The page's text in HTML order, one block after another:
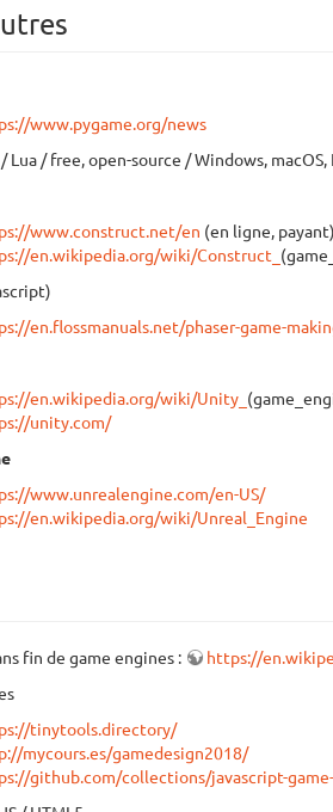
www.pygame.org/news
/ Lua / free, open-source / Windows,
www.construct.net/en (en ligne, payant)
en.wikipedia.org/wiki/Construct_
en.flossmanuals.net/phaser-game-
en.wikipedia.org/wiki/Unity_
unity.com/
www.unrealengine.com/en-US/
en.wikipedia.org/wiki/Unreal_Engine
fin de game engines :
https://
tinytools.directory/
mycours.es/gamedesign2018/
github.com/collections/javascript-